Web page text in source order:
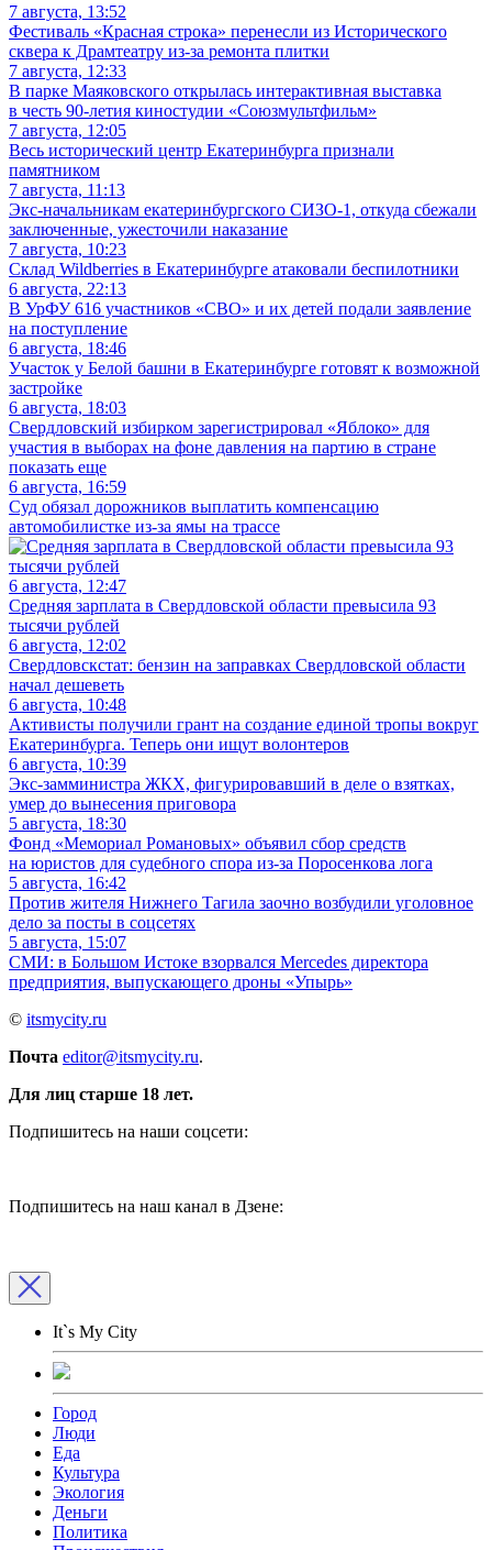
7 августа, 13:52
Фестиваль «Красная строка» перенесли из Исторического
сквера к Драмтеатру из-за ремонта плитки
7 августа, 12:33
В парке Маяковского открылась интерактивная выставка
в честь 90-летия киностудии «Союзмультфильм»
7 августа, 12:05
Весь исторический центр Екатеринбурга признали
памятником
7 августа, 11:13
Экс-начальникам екатеринбургского СИЗО-1, откуда сбежали
заключенные, ужесточили наказание
7 августа, 10:23
Склад Wildberries в Екатеринбурге атаковали беспилотники
6 августа, 22:13
В УрФУ 616 участников «СВО» и их детей подали заявление
на поступление
6 августа, 18:46
Участок у Белой башни в Екатеринбурге готовят к возможной
застройке
6 августа, 18:03
Свердловский избирком зарегистрировал «Яблоко» для
участия в выборах на фоне давления на партию в стране
показать еще
6 августа, 16:59
Суд обязал дорожников выплатить компенсацию
автомобилистке из-за ямы на трассе
6 августа, 12:47
Средняя зарплата в Свердловской области превысила 93
тысячи рублей
6 августа, 12:02
Свердловскстат: бензин на заправках Свердловской области
начал дешеветь
6 августа, 10:48
Активисты получили грант на создание единой тропы вокруг
Екатеринбурга. Теперь они ищут волонтеров
6 августа, 10:39
Экс-замминистра ЖКХ, фигурировавший в деле о взятках,
умер до вынесения приговора
5 августа, 18:30
Фонд «Мемориал Романовых» объявил сбор средств
на юристов для судебного спора из-за Поросенкова лога
5 августа, 16:42
Против жителя Нижнего Тагила заочно возбудили уголовное
дело за посты в соцсетях
5 августа, 15:07
СМИ: в Большом Истоке взорвался Mercedes директора
предприятия, выпускающего дроны «Упырь»
© itsmycity.ru
Почта editor@itsmycity.ru.
Для лиц старше 18 лет.
Подпишитесь на наши соцсети:
Подпишитесь на наш канал в Дзене:
It`s My City
Город
Люди
Еда
Культура
Экология
Деньги
Политика